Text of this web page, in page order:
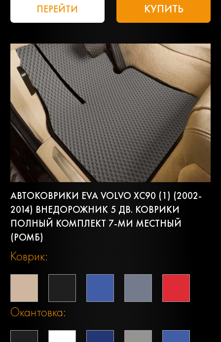
ПЕРЕЙТИ КУПИТЬ
АВТОКОВРИКИ EVA VOLVO XC90 (1) (2002-
2014) ВНЕДОРОЖНИК 5 ДВ. КОВРИКИ
ПОЛНЫЙ КОМПЛЕКТ 7-МИ МЕСТНЫЙ
(РОМБ)
Коврик:
Окантовка: